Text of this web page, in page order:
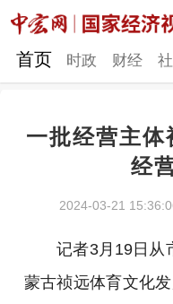
财经
地方发展
首页 时政 财经
一批经营主体
经
2024-03-21
记者3月19日从
蒙古祯远体育文化